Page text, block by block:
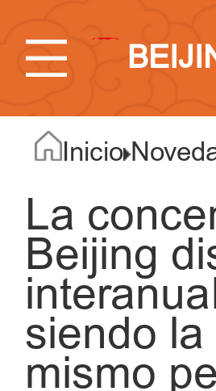
Inicio
La
Beijing
siendo
mismo